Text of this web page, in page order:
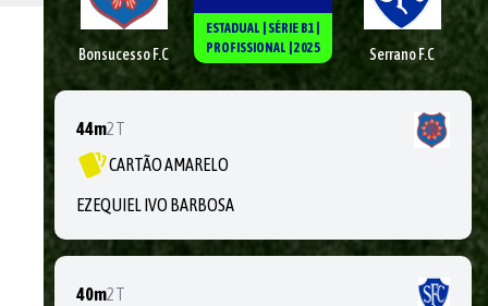
Bonsucesso F.C
ESTADUAL SÉRIE B1
PROFISSIONAL 2025 Serrano F.C
44m2T
CARTÃO AMARELO
EZEQUIEL IVO BARBOSA
40m2T